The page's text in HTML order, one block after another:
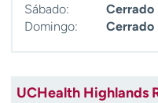
Sábado:
Cerrado
Domingo:
Cerrado
UCHealth Highlands